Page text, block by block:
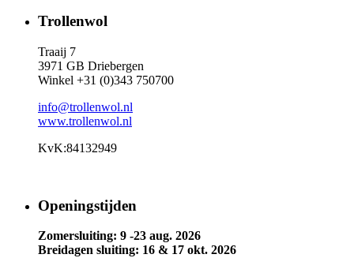
Trollenwol
Traaij 7
3971 GB Driebergen
Winkel +31 (0)343 750700
info@trollenwol.nl
www.trollenwol.nl
KvK:84132949
Openingstijden
Zomersluiting: 9 -23 aug. 2026
Breidagen sluiting: 16 & 17 okt. 2026